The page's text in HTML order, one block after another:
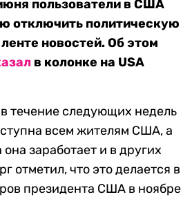
пользователи в США
отключить политическую
новостей. Об этом
в колонке на USA
течение следующих недель
всем жителям США, а
она заработает и в других
отметил, что это делается в
президента США в ноябре